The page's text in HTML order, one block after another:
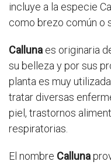
incluye a la especie
como brezo común o
Calluna es originaria
su belleza y por sus
planta es muy
tratar diversas
piel, trastornos
respiratorias.
El nombre Calluna